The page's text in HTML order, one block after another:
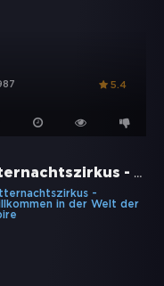
5.4
Mitternachtszirkus - Willkommen in der Welt der Vampire